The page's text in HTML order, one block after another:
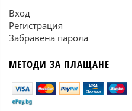
Вход
Регистрация
Забравена парола
МЕТОДИ ЗА ПЛАЩАНЕ